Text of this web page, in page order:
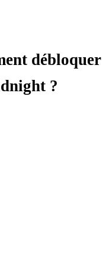
débloquer
?